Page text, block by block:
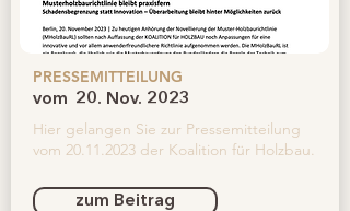
PRESSEMITTEILUNG
vom 20. Nov. 2023
Hier gelangen Sie zur Pressemitteilung
vom 20.11.2023 der Koalition für Holzbau.
zum Beitrag